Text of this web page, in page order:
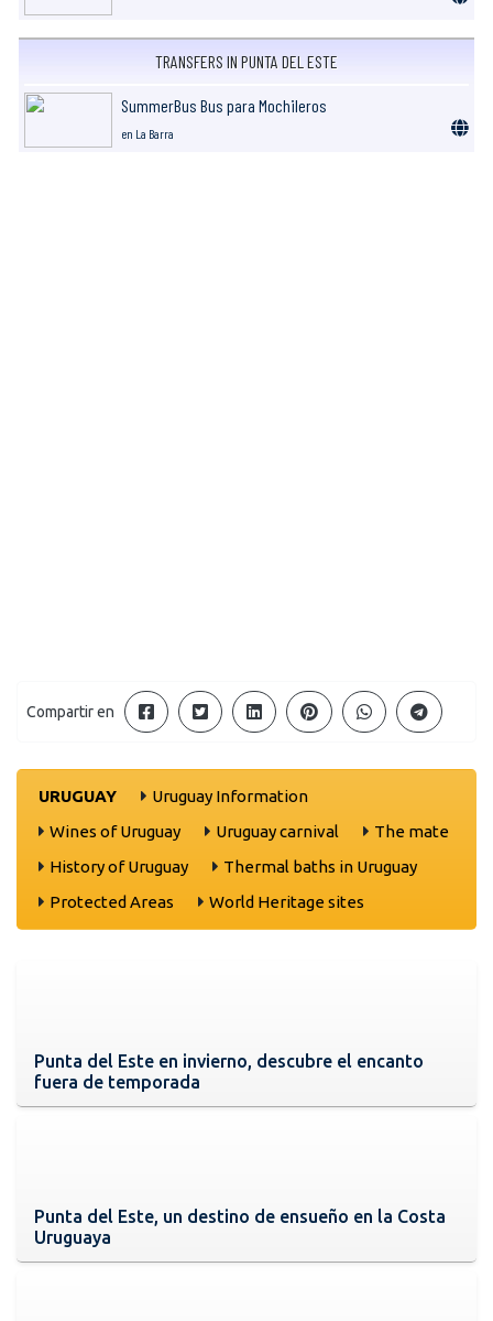
TRANSFERS IN PUNTA DEL ESTE
SummerBus Bus para Mochileros
en La Barra
Compartir en
URUGUAY
Uruguay Information
Wines of Uruguay
Uruguay carnival
The mate
History of Uruguay
Thermal baths in Uruguay
Protected Areas
World Heritage sites
Punta del Este en invierno, descubre el encanto
fuera de temporada
Punta del Este, un destino de ensueño en la Costa
Uruguaya